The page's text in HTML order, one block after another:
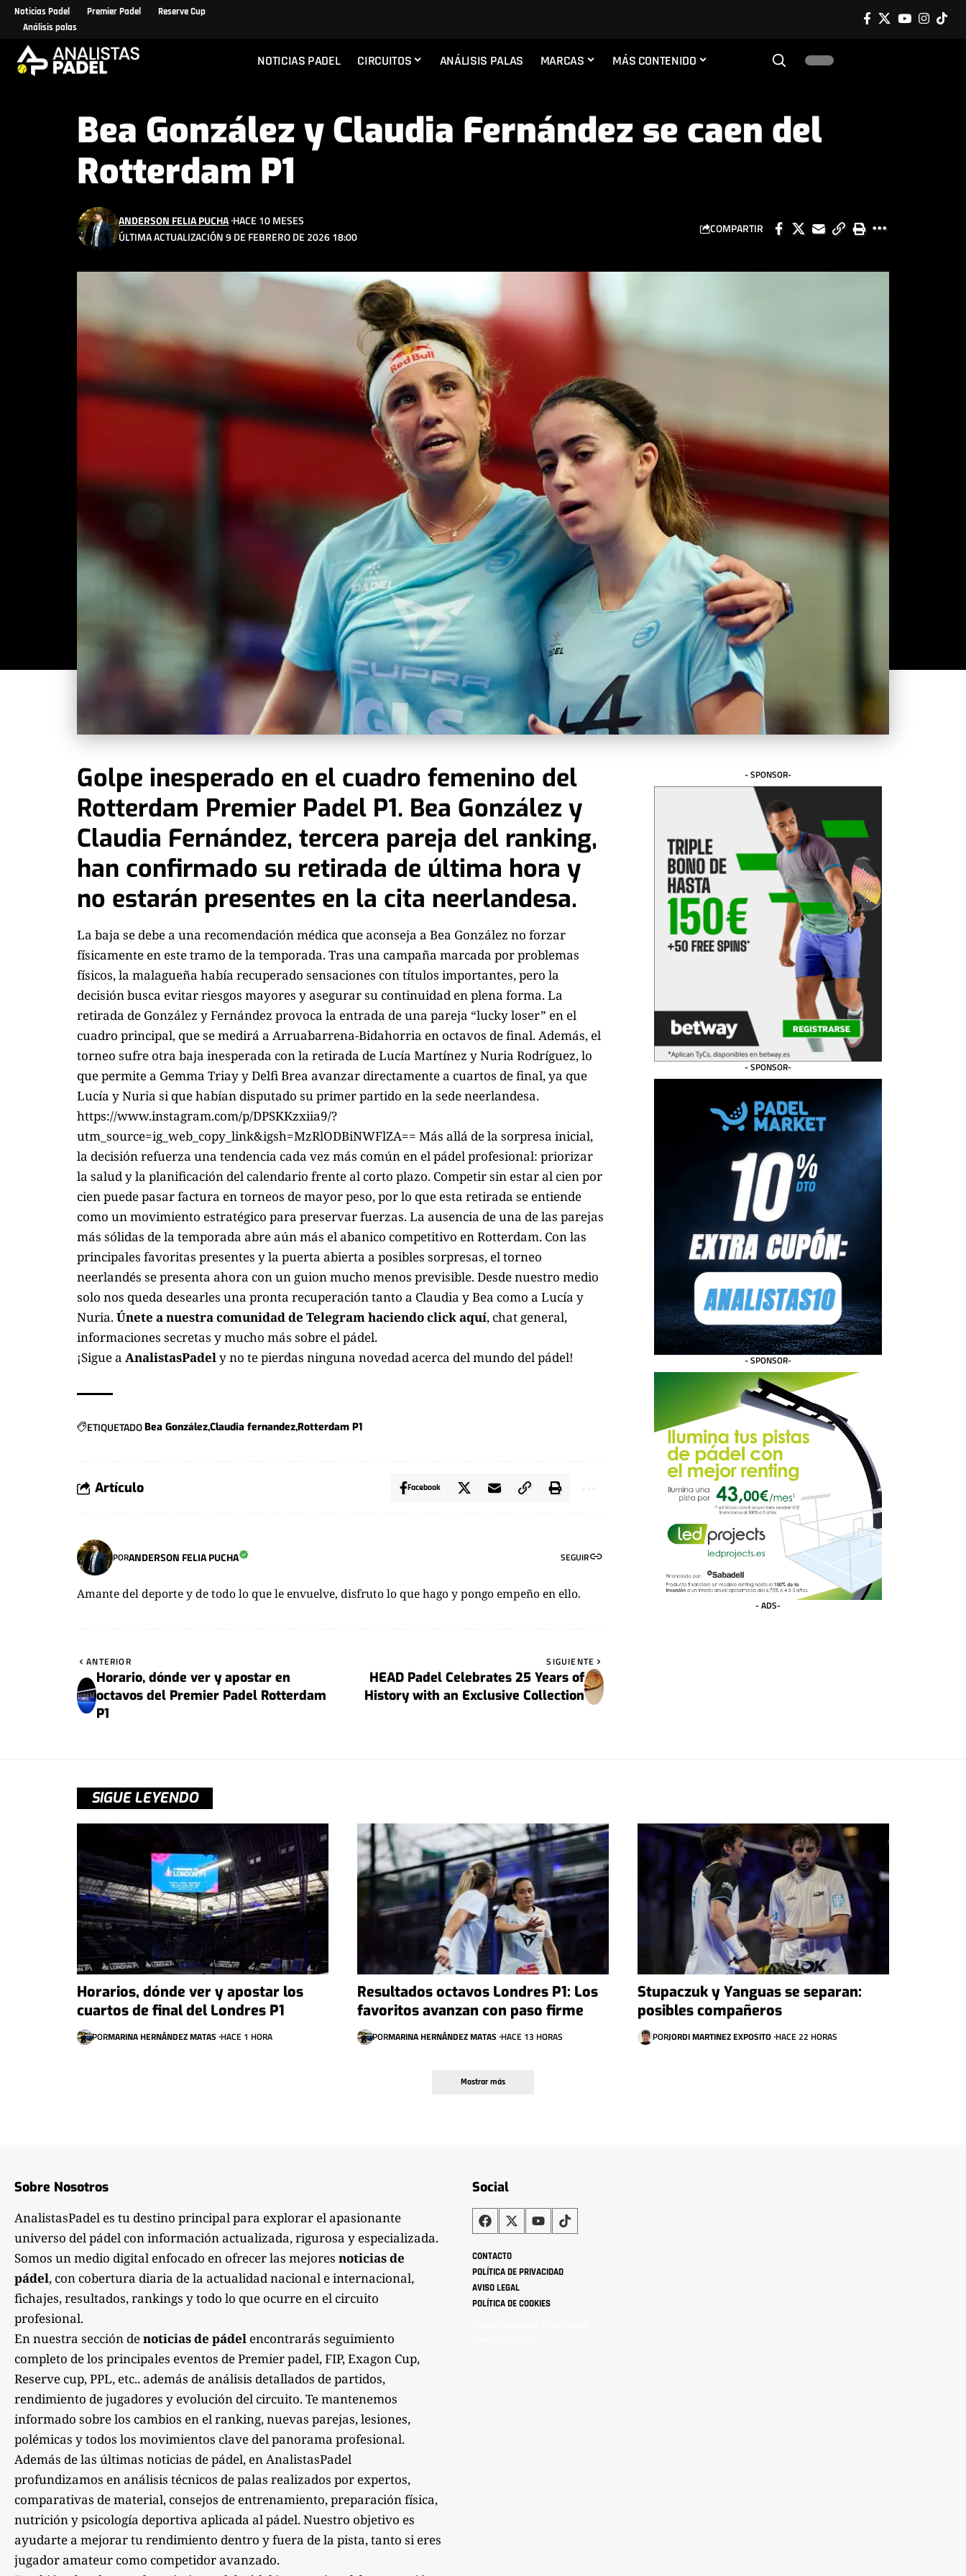
Noticias Padel Premier Padel
Reserve Cup
Análisis palas
NOTICIAS PADEL CIRCUITOS ANÁLISIS PALAS MARCAS MÁS CONTENIDO
Bea González y Claudia Fernández se caen del
Rotterdam P1
ÚLTIMA ACTUALIZACIÓN 9 DE FEBRERO DE 2026 18:00
ANDERSON FELIA PUCHA HACE 10 MESES
COMPARTIR
Golpe inesperado en el cuadro femenino del
Rotterdam Premier Padel P1. Bea González y
Claudia Fernández, tercera pareja del ranking,
han confirmado su retirada de última hora y
no estarán presentes en la cita neerlandesa.
La baja se debe a una recomendación médica que aconseja a Bea González no forzar
físicamente en este tramo de la temporada. Tras una campaña marcada por problemas
físicos, la malagueña había recuperado sensaciones con títulos importantes, pero la
decisión busca evitar riesgos mayores y asegurar su continuidad en plena forma. La
retirada de González y Fernández provoca la entrada de una pareja “lucky loser” en el
cuadro principal, que se medirá a Arruabarrena-Bidahorria en octavos de final. Además, el
torneo sufre otra baja inesperada con la retirada de Lucía Martínez y Nuria Rodríguez, lo
que permite a Gemma Triay y Delfi Brea avanzar directamente a cuartos de final, ya que
Lucía y Nuria si que habían disputado su primer partido en la sede neerlandesa.
https://www.instagram.com/p/DPSKKzxiia9/?
utm_source=ig_web_copy_link&igsh=MzRlODBiNWFlZA== Más allá de la sorpresa inicial,
la decisión refuerza una tendencia cada vez más común en el pádel profesional: priorizar
la salud y la planificación del calendario frente al corto plazo. Competir sin estar al cien por
cien puede pasar factura en torneos de mayor peso, por lo que esta retirada se entiende
como un movimiento estratégico para preservar fuerzas. La ausencia de una de las parejas
más sólidas de la temporada abre aún más el abanico competitivo en Rotterdam. Con las
principales favoritas presentes y la puerta abierta a posibles sorpresas, el torneo
neerlandés se presenta ahora con un guion mucho menos previsible. Desde nuestro medio
solo nos queda desearles una pronta recuperación tanto a Claudia y Bea como a Lucía y
Nuria.Únete a nuestra comunidad de Telegram haciendo click aquí, chat general,
informaciones secretas y mucho más sobre el pádel.
¡Sigue a AnalistasPadely no te pierdas ninguna novedad acerca del mundo del pádel!
ETIQUETADOBea GonzálezClaudia fernandezRotterdam P1
Artículo Facebook
PORANDERSON FELIA PUCHA SEGUIR
Amante del deporte y de todo lo que le envuelve, disfruto lo que hago y pongo empeño en ello.
ANTERIOR
Horario, dónde ver y apostar en
octavos del Premier Padel Rotterdam
P1
SIGUIENTE
HEAD Padel Celebrates 25 Years of
History with an Exclusive Collection
- SPONSOR-
- SPONSOR-
- SPONSOR-
- ADS-
SIGUE LEYENDO
Horarios, dónde ver y apostar los
cuartos de final del Londres P1
PORMARINA HERNÁNDEZ MATAS HACE 1 HORA
Resultados octavos Londres P1: Los
favoritos avanzan con paso firme
PORMARINA HERNÁNDEZ MATAS HACE 13 HORAS
Stupaczuk y Yanguas se separan:
posibles compañeros
PORJORDI MARTINEZ EXPOSITO HACE 22 HORAS
Mostrar más
Sobre Nosotros
AnalistasPadel es tu destino principal para explorar el apasionante
universo del pádel con información actualizada, rigurosa y especializada.
Somos un medio digital enfocado en ofrecer las mejores noticias de
pádel, con cobertura diaria de la actualidad nacional e internacional,
fichajes, resultados, rankings y todo lo que ocurre en el circuito
profesional.
En nuestra sección denoticias de pádel encontrarás seguimiento
completo de los principales eventos de Premier padel, FIP, Exagon Cup,
Reserve cup, PPL, etc.. además de análisis detallados de partidos,
rendimiento de jugadores y evolución del circuito. Te mantenemos
informado sobre los cambios en el ranking, nuevas parejas, lesiones,
polémicas y todos los movimientos clave del panorama profesional.
Además de las últimas noticias de pádel, en AnalistasPadel
profundizamos en análisis técnicos de palas realizados por expertos,
comparativas de material, consejos de entrenamiento, preparación física,
nutrición y psicología deportiva aplicada al pádel. Nuestro objetivo es
ayudarte a mejorar tu rendimiento dentro y fuera de la pista, tanto si eres
jugador amateur como competidor avanzado.
Social
CONTACTO
POLÍTICA DE PRIVACIDAD
AVISO LEGAL
POLÍTICA DE COOKIES